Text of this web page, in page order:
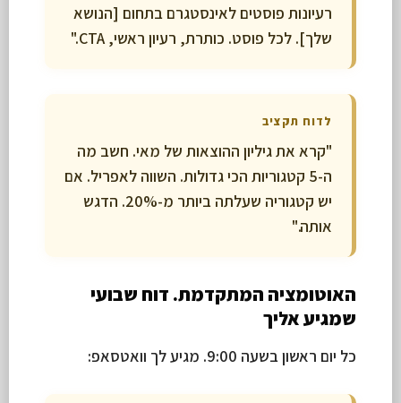
רעיונות פוסטים לאינסטגרם בתחום [הנושא
שלך]. לכל פוסט. כותרת, רעיון ראשי, CTA."
לדוח תקציב
"קרא את גיליון ההוצאות של מאי. חשב מה
ה-5 קטגוריות הכי גדולות. השווה לאפריל. אם
יש קטגוריה שעלתה ביותר מ-20%. הדגש
אותה."
האוטומציה המתקדמת. דוח שבועי
שמגיע אליך
כל יום ראשון בשעה 9:00. מגיע לך וואטסאפ: